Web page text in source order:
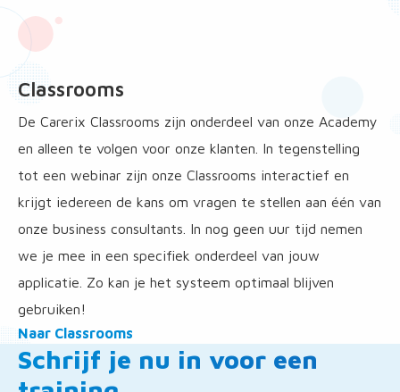
Classrooms
De Carerix Classrooms zijn onderdeel van onze Academy
en alleen te volgen voor onze klanten. In tegenstelling
tot een webinar zijn onze Classrooms interactief en
krijgt iedereen de kans om vragen te stellen aan één van
onze business consultants. In nog geen uur tijd nemen
we je mee in een specifiek onderdeel van jouw
applicatie. Zo kan je het systeem optimaal blijven
gebruiken!
Naar Classrooms
overClassrooms
Schrijf je nu in voor een